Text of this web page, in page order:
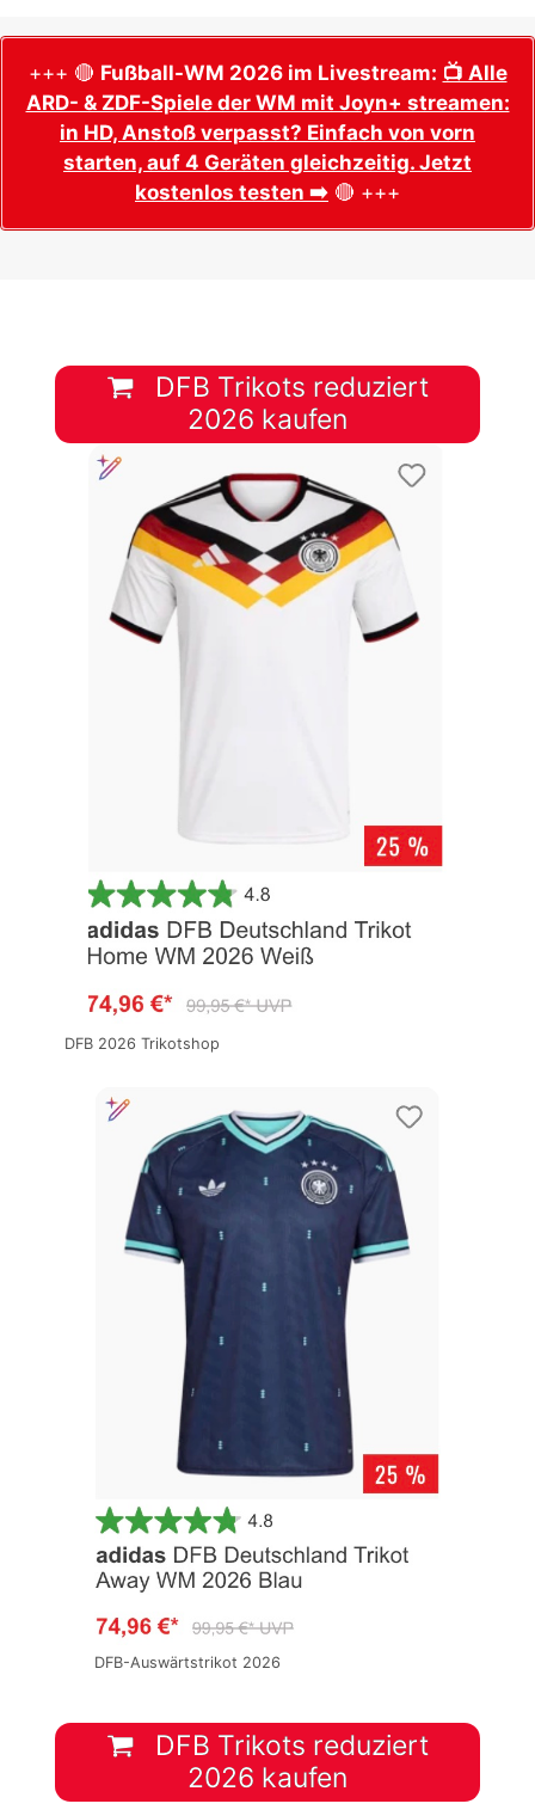
+++ 🔴 Fußball-WM 2026 im Livestream: 📺 Alle
ARD- & ZDF-Spiele der WM mit Joyn+ streamen:
in HD, Anstoß verpasst? Einfach von vorn
starten, auf 4 Geräten gleichzeitig. Jetzt
kostenlos testen ➡️ 🔴 +++
DFB Trikots reduziert
2026 kaufen
DFB 2026 Trikotshop
DFB-Auswärtstrikot 2026
DFB Trikots reduziert
2026 kaufen